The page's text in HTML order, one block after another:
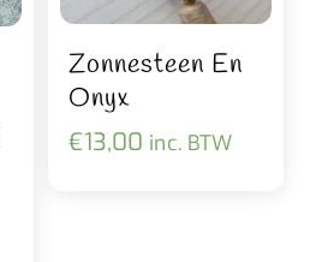
Zonnesteen En
Onyx
€13,00 inc. BTW